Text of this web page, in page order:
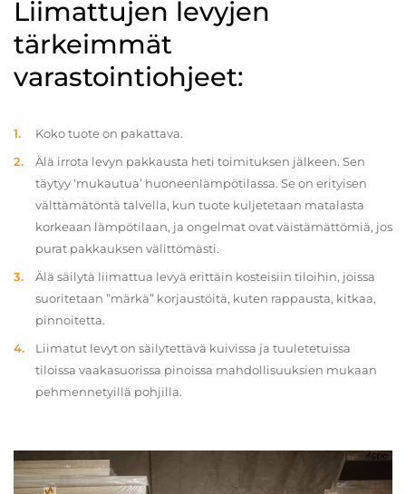
Liimattujen levyjen
tärkeimmät
varastointiohjeet:
Koko tuote on pakattava.
Älä irrota levyn pakkausta heti toimituksen jälkeen. Sen
täytyy ‘mukautua’ huoneenlämpötilassa. Se on erityisen
välttämätöntä talvella, kun tuote kuljetetaan matalasta
korkeaan lämpötilaan, ja ongelmat ovat väistämättömiä, jos
purat pakkauksen välittömästi.
Älä säilytä liimattua levyä erittäin kosteisiin tiloihin, joissa
suoritetaan ”märkä” korjaustöitä, kuten rappausta, kitkaa,
pinnoitetta.
Liimatut levyt on säilytettävä kuivissa ja tuuletetuissa
tiloissa vaakasuorissa pinoissa mahdollisuuksien mukaan
pehmennetyillä pohjilla.